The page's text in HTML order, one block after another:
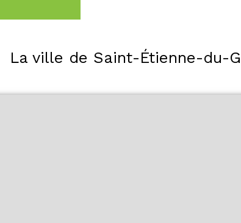
La ville de Saint-Étienne-du-